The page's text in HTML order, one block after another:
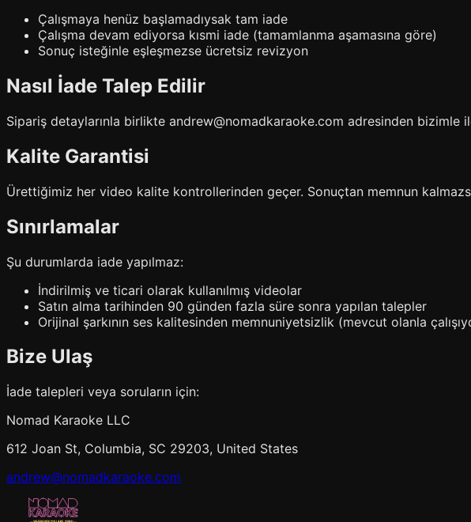
Çalışmaya henüz başlamadıysak tam iade
Çalışma devam ediyorsa kısmi iade (tamamlanma aşamasına göre)
Sonuç isteğinle eşleşmezse ücretsiz revizyon
Nasıl İade Talep Edilir
Sipariş detaylarınla birlikte andrew@nomadkaraoke.com adresinden
Kalite Garantisi
Ürettiğimiz her video kalite kontrollerinden geçer. Sonuçtan memnun
Sınırlamalar
Şu durumlarda iade yapılmaz:
İndirilmiş ve ticari olarak kullanılmış videolar
Satın alma tarihinden 90 günden fazla süre sonra yapılan talepler
Orijinal şarkının ses kalitesinden memnuniyetsizlik (mevcut olanla
Bize Ulaş
İade talepleri veya soruların için:
Nomad Karaoke LLC
612 Joan St, Columbia, SC 29203, United States
andrew@nomadkaraoke.com